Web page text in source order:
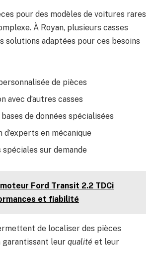
pour des modèles de voitures rares
À Royan, plusieurs casses
solutions adaptées pour ces besoins
de pièces
avec d’autres casses
de données spécialisées
d’experts en mécanique
spéciales sur demande
Ford Transit 2.2 TDCi
et fiabilité
de localiser des pièces
garantissant leur qualité et leur